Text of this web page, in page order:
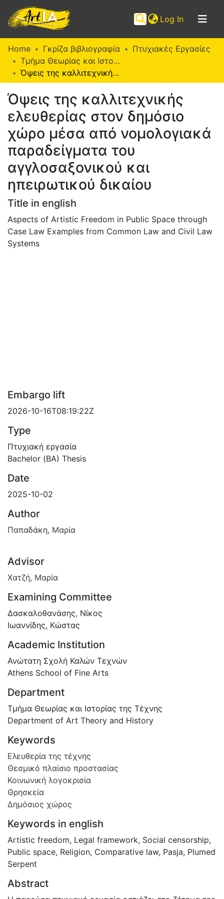
Log In (current)
Communities
Collections
Browse ArtIA
Statistics
Home Γκρίζα βιβλιογραφία
Πτυχιακές Εργασίες
Τμήμα Θεωρίας και Ιστορίας της Τέχνης (Π. Ε.)
Όψεις της καλλιτεχνικής ελευθερίας στον δημόσιο χώρο μέσα από νομολογιακά παραδείγματα του αγγλοσαξονικού και ηπειρωτικού δικαίου
Όψεις της καλλιτεχνικής
ελευθερίας στον δημόσιο
χώρο μέσα από νομολογιακά
παραδείγματα του
αγγλοσαξονικού και
ηπειρωτικού δικαίου
Title in english
Aspects of Artistic Freedom in Public Space through
Case Law Examples from Common Law and Civil Law
Systems
Embargo lift
2026-10-16T08:19:22Z
Type
Πτυχιακή εργασία
Bachelor (ΒΑ) Thesis
Date
2025-10-02
Author
Παπαδάκη, Μαρία
Advisor
Χατζή, Μαρία
Examining Committee
Δασκαλοθανάσης, Νίκος
Ιωαννίδης, Κώστας
Academic Institution
Ανώτατη Σχολή Καλών Τεχνών
Athens School of Fine Arts
Department
Τμήμα Θεωρίας και Ιστορίας της Τέχνης
Department of Art Theory and History
Keywords
Ελευθερία της τέχνης
Θεσμικό πλαίσιο προστασίας
Κοινωνική λογοκρισία
Θρησκεία
Δημόσιος χώρος
Keywords in english
Artistic freedom, Legal framework, Social censorship,
Public space, Religion, Comparative law, Pasja, Plumed
Serpent
Abstract